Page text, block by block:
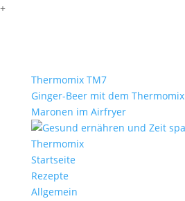
+
Thermomix TM7
Ginger-Beer mit dem Thermomix
Maronen im Airfryer
Startseite
Rezepte
Allgemein